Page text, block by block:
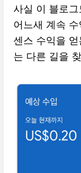
사실 이 블로
어느새 계속
센스 수익을
는 다른 길을